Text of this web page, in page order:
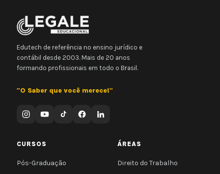
Edutech de referência no ensino jurídico e
contábil desde 2003. Mais de 20 anos
formando profissionais em todo o Brasil.
"O Saber que você merece!"
CURSOS
Pós-Graduação
ÁREAS
Direito do Trabalho